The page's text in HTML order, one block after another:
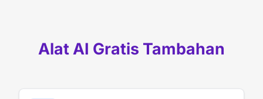
Alat AI Gratis Tambahan